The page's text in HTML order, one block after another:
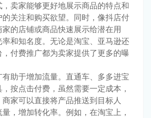
卖家能够更好地展示商品的特点和
关注和购买欲望。同时，像抖店付
的店铺或商品快速展示给潜在用
率和知名度。无论是淘宝、亚马逊还
付费推广都为卖家提供了更多的曝
助于增加流量。直通车、多多进宝
按点击付费，虽然需要一定成本，
家可以直接将产品推送到目标人
，增加转化率。例如，在淘宝上，